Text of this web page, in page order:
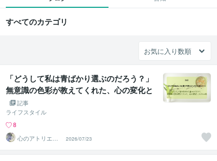
すべてのカテゴリ
「どうして私は青ばかり選ぶのだろう？」
無意識の色彩が教えてくれた、心の変化と
これからの私
記事
ライフスタイル
8
心のアトリエ～
心象画家：卯月
螢～
2026/07/23